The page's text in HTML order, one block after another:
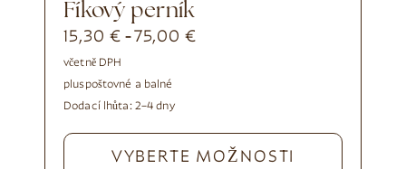
Fíkový perník
15,30 € - 75,00€
včetně DPH
pluspoštovné a balné
Dodací lhůta: 2–4 dny
VYBERTE MOŽNOSTI